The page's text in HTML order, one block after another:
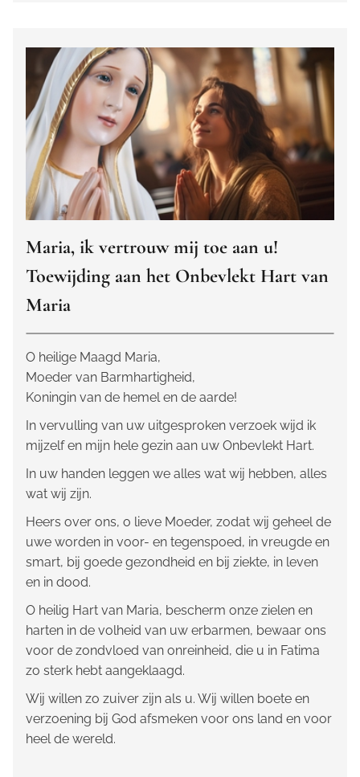
Maria, ik vertrouw mij toe aan u!
Toewijding aan het Onbevlekt Hart van
Maria
O heilige Maagd Maria,
Moeder van Barmhartigheid,
Koningin van de hemel en de aarde!
In vervulling van uw uitgesproken verzoek wijd ik
mijzelf en mijn hele gezin aan uw Onbevlekt Hart.
In uw handen leggen we alles wat wij hebben, alles
wat wij zijn.
Heers over ons, o lieve Moeder, zodat wij geheel de
uwe worden in voor- en tegenspoed, in vreugde en
smart, bij goede gezondheid en bij ziekte, in leven
en in dood.
O heilig Hart van Maria, bescherm onze zielen en
harten in de volheid van uw erbarmen, bewaar ons
voor de zondvloed van onreinheid, die u in Fatima
zo sterk hebt aangeklaagd.
Wij willen zo zuiver zijn als u. Wij willen boete en
verzoening bij God afsmeken voor ons land en voor
heel de wereld.